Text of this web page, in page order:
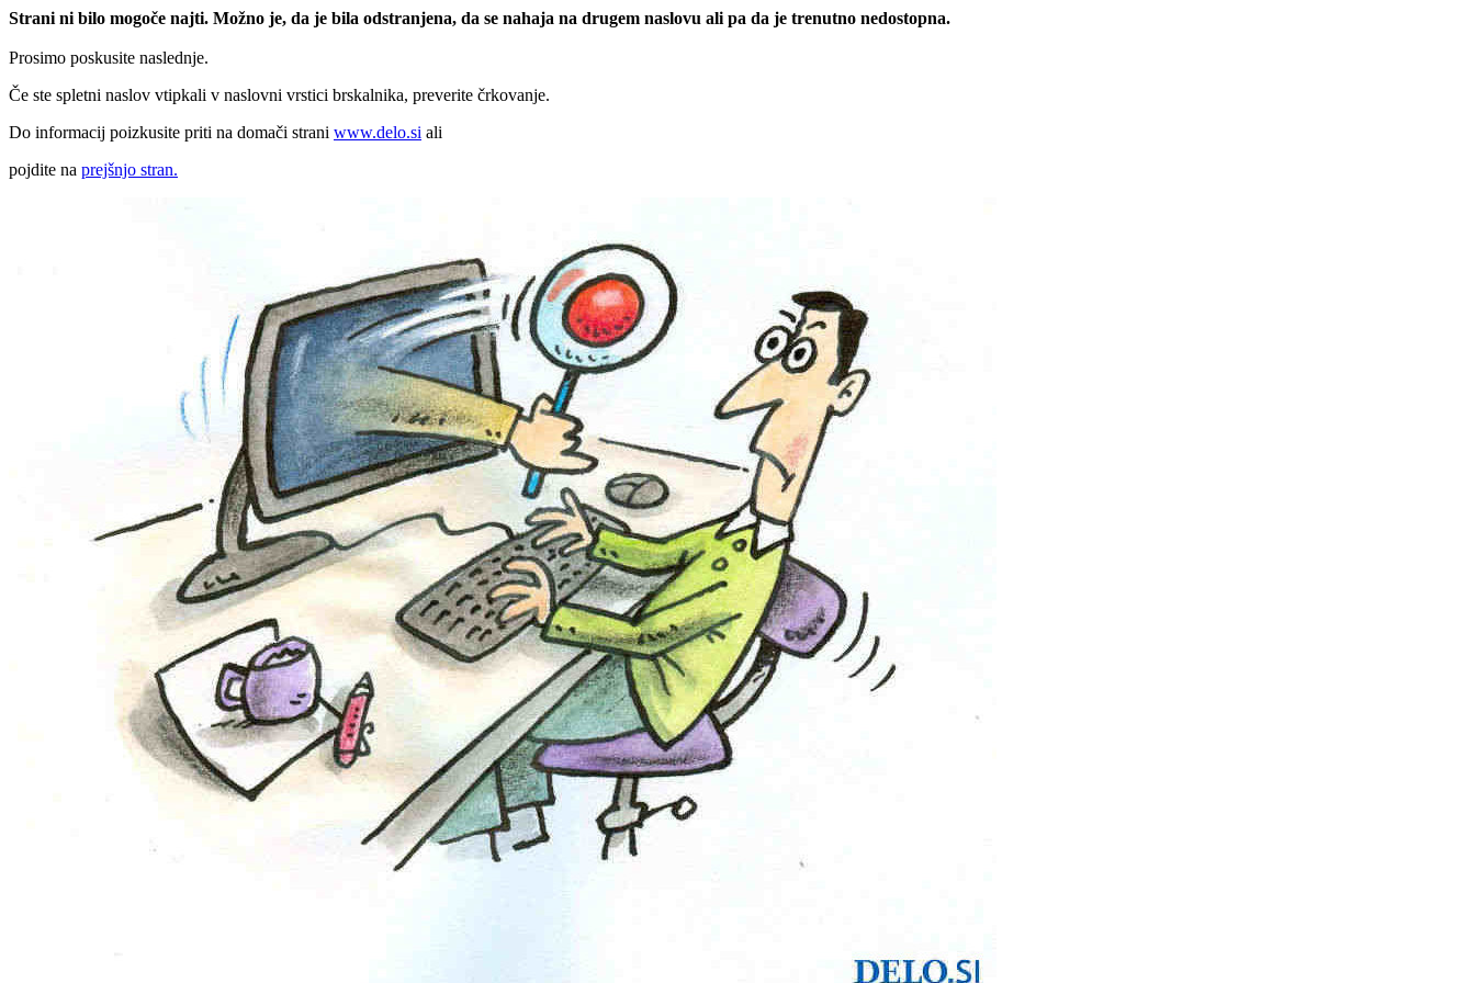
Strani ni bilo mogoče najti. Možno je, da je bila odstranjena, da se nahaja na drugem naslovu ali pa da je trenutno nedostopna.
Prosimo poskusite naslednje.
Če ste spletni naslov vtipkali v naslovni vrstici brskalnika, preverite črkovanje.
Do informacij poizkusite priti na domači strani www.delo.si ali
pojdite na prejšnjo stran.